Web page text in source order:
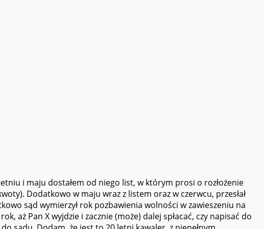
i maju dostałem od niego list, w którym prosi o rozłożenie
Dodatkowo w maju wraz z listem oraz w czerwcu, przesłał
sąd wymierzył rok pozbawienia wolności w zawieszeniu na
aż Pan X wyjdzie i zacznie (może) dalej spłacać, czy napisać do